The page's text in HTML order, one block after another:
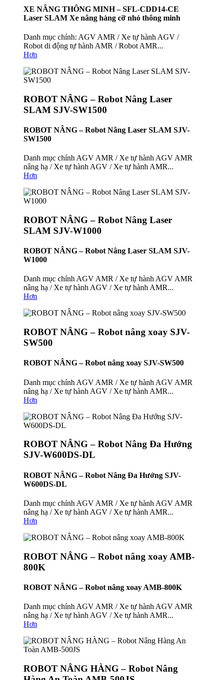
XE NÂNG THÔNG MINH – SFL-CDD14-CE
Laser SLAM Xe nâng hàng cỡ nhỏ thông minh
Danh mục chính: AGV AMR / Xe tự hành AGV /
Robot di động tự hành AMR / Robot AMR...
Hơn
ROBOT NÂNG – Robot Nâng Laser
SLAM SJV-SW1500
ROBOT NÂNG – Robot Nâng Laser SLAM SJV-
SW1500
Danh mục chính AGV AMR / Xe tự hành AGV AMR
nâng hạ / Xe tự hành AGV / Xe tự hành AMR...
Hơn
ROBOT NÂNG – Robot Nâng Laser
SLAM SJV-W1000
ROBOT NÂNG – Robot Nâng Laser SLAM SJV-
W1000
Danh mục chính AGV AMR / Xe tự hành AGV AMR
nâng hạ / Xe tự hành AGV / Xe tự hành AMR...
Hơn
ROBOT NÂNG – Robot nâng xoay SJV-
SW500
ROBOT NÂNG – Robot nâng xoay SJV-SW500
Danh mục chính AGV AMR / Xe tự hành AGV AMR
nâng hạ / Xe tự hành AGV / Xe tự hành AMR...
Hơn
ROBOT NÂNG – Robot Nâng Đa Hướng
SJV-W600DS-DL
ROBOT NÂNG – Robot Nâng Đa Hướng SJV-
W600DS-DL
Danh mục chính AGV AMR / Xe tự hành AGV AMR
nâng hạ / Xe tự hành AGV / Xe tự hành AMR...
Hơn
ROBOT NÂNG – Robot nâng xoay AMB-
800K
ROBOT NÂNG – Robot nâng xoay AMB-800K
Danh mục chính AGV AMR / Xe tự hành AGV AMR
nâng hạ / Xe tự hành AGV / Xe tự hành AMR...
Hơn
ROBOT NÂNG HÀNG – Robot Nâng